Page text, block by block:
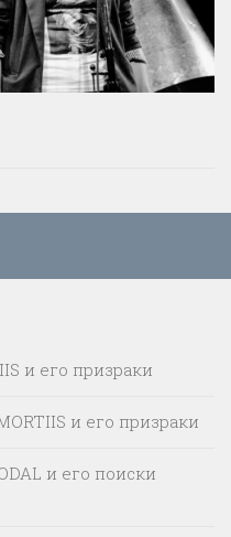
и его призраки
и его призраки
и его поиски